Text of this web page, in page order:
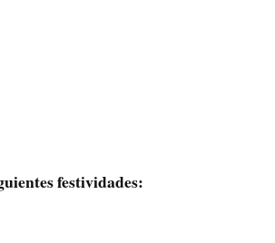
festividades: